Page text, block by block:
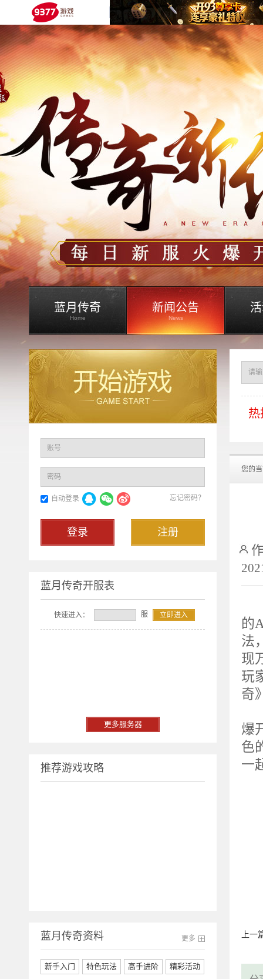
蓝月传奇
Home
新闻公告
News
热
您的
的
法
现
玩
奇
爆
色
一
上一
账号
密码
忘记密码？
自动登录
注册
登录
蓝月传奇开服表
快速进入： 服 立即进入
更多服务器
推荐游戏攻略
更多
蓝月传奇资料
新手入门 特色玩法 高手进阶 精彩活动